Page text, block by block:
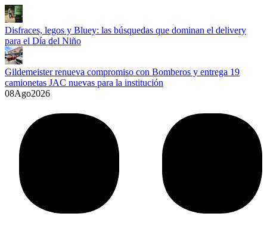
Disfraces, legos y Bluey: las búsquedas que dominan el delivery
para el Día del Niño
Gildemeister renueva compromiso con Bomberos y entrega 19
camionetas JAC nuevas para la institución
08Ago2026